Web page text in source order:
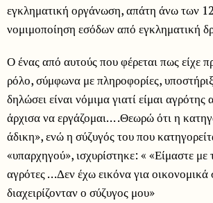
εγκληματική οργάνωση, απάτη άνω των
νομιμοποίηση εσόδων από εγκληματική
Ο ένας από αυτούς που φέρεται πως είχε
ρόλο, σύμφωνα με πληροφορίες,
δηλώσει είναι νόμιμα γιατί είμαι
άρχισα να εργάζομαι… .Θεωρώ ότι η
άδικη», ενώ η σύζυγός του που
«υπαρχηγού», ισχυρίστηκε: « «Είμαστε
αγρότες …Δεν έχω εικόνα για οικονομικά
διαχειρίζονταν ο σύζυγος μου»